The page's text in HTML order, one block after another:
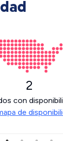
2
con
de